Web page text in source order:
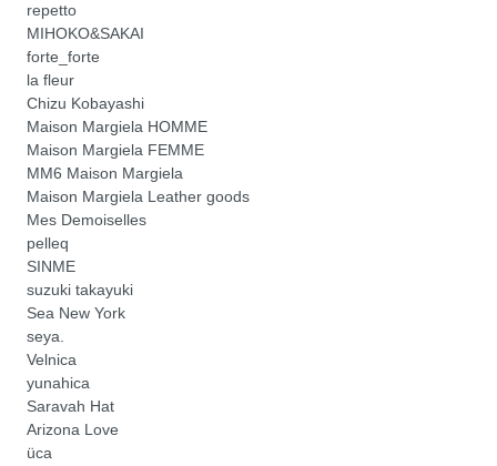
repetto
MIHOKO&SAKAI
forte_forte
la fleur
Chizu Kobayashi
Maison Margiela HOMME
Maison Margiela FEMME
MM6 Maison Margiela
Maison Margiela Leather goods
Mes Demoiselles
pelleq
SINME
suzuki takayuki
Sea New York
seya.
Velnica
yunahica
Saravah Hat
Arizona Love
üca